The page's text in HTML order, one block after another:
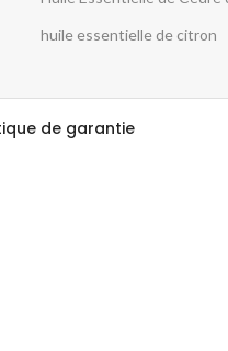
huile essentielle de citron
de garantie